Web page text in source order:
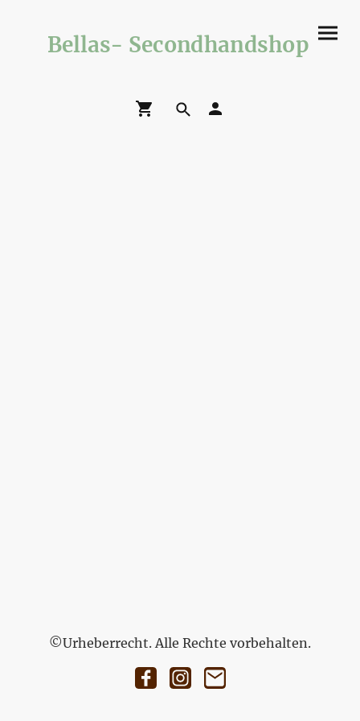
Bellas- Secondhandshop
©Urheberrecht. Alle Rechte vorbehalten.